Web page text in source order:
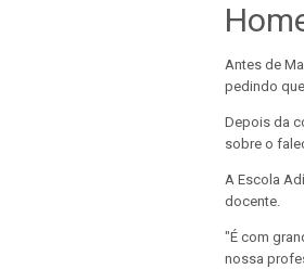
Antes de
pedindo
Depois da
sobre o
A Escola
docente.
"É com
nossa